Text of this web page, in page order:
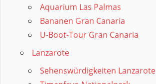
Aquarium Las Palmas
Bananen Gran Canaria
U-Boot-Tour Gran Canaria
Lanzarote
Sehenswürdigkeiten Lanzarote